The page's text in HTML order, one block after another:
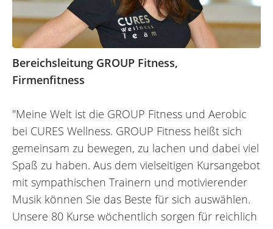
Bereichsleitung GROUP Fitness,
Firmenfitness
"Meine Welt ist die GROUP Fitness und Aerobic
bei CURES Wellness. GROUP Fitness heißt sich
gemeinsam zu bewegen, zu lachen und dabei viel
Spaß zu haben. Aus dem vielseitigen Kursangebot
mit sympathischen Trainern und motivierender
Musik können Sie das Beste für sich auswählen.
Unsere 80 Kurse wöchentlich sorgen für reichlich